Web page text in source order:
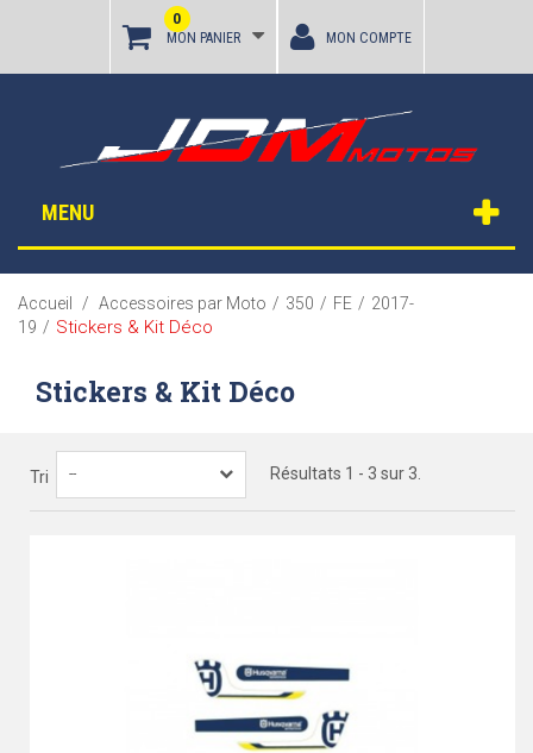
MON PANIER
0
MON COMPTE
MENU
Accueil / Accessoires par Moto / 350 / FE / 2017-
19 / Stickers & Kit Déco
Stickers & Kit Déco
Tri -- Résultats 1 - 3 sur 3.